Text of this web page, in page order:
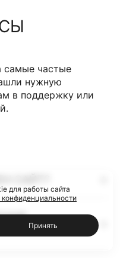
самые частые
нужную
в поддержку или
для работы сайта
конфиденциальности
Принять